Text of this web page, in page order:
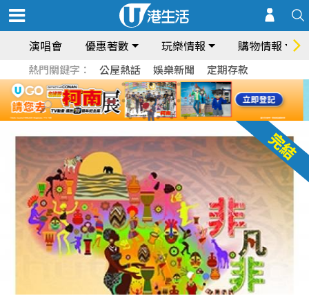
演唱會 優惠著數 玩樂情報 購物情報
熱門關鍵字： 公屋熱話 娛樂新聞 定期存款